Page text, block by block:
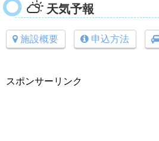
天気予報
施設概要 申込方法
スポンサーリンク